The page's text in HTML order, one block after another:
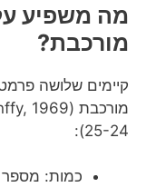
מה משפיע
מורכבת?
קיימים שלושה
25-24):
כמות: